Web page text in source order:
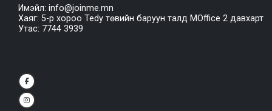
Имэйл: info@joinme.mn
Хаяг: 5-р хороо Tedy төвийн баруун талд MOffice 2 давхарт
Утас: 7744 3939